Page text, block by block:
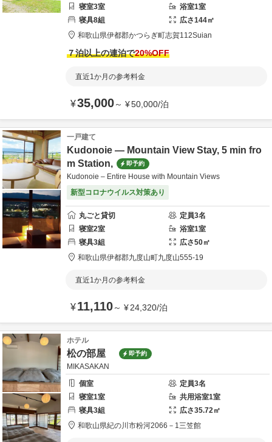
寝室3室 浴室1室
寝具8組 広さ144㎡
和歌山県伊都郡かつらぎ町志賀112Suian
７泊以上の連泊で20%OFF
直近1か月の参考料金
¥35,000～ ¥50,000/泊
一戸建て
Kudonoie — Mountain View Stay, 5 min fro
m Station,
即予約
Kudonoie – Entire House with Mountain Views
新型コロナウイルス対策あり
丸ごと貸切 定員3名
寝室2室 浴室1室
寝具3組 広さ50㎡
和歌山県伊都郡九度山町九度山555-19
直近1か月の参考料金
¥11,110～ ¥24,320/泊
ホテル
松の部屋 即予約
MIKASAKAN
個室
定員3名
寝室1室 共用浴室1室
寝具3組 広さ35.72㎡
和歌山県紀の川市粉河2066－1三笠館